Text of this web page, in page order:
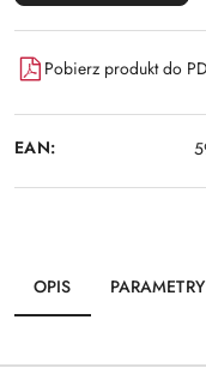
Pobierz produkt do
EAN:
OPIS PARAMETRY